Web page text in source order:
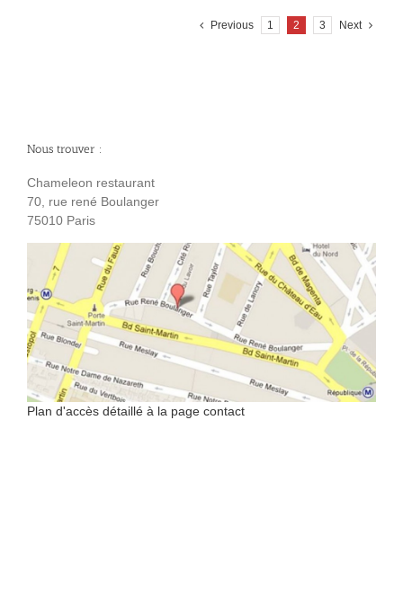
Previous 1 2 3 Next
Nous trouver :
Chameleon restaurant
70, rue rené Boulanger
75010 Paris
Plan d'accès détaillé à la page contact